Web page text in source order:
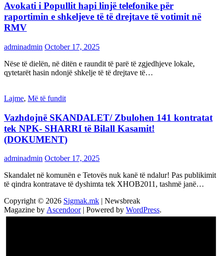
Avokati i Popullit hapi linjë telefonike për
raportimin e shkeljeve të të drejtave të votimit në
RMV
adminadmin October 17, 2025
Nëse të dielën, në ditën e raundit të parë të zgjedhjeve lokale,
qytetarët hasin ndonjë shkelje të të drejtave të…
Lajme, Më të fundit
Vazhdojnē SKANDALET/ Zbulohen 141 kontratat
tek NPK- SHARRI të Bilall Kasamit!
(DOKUMENT)
adminadmin October 17, 2025
Skandalet në komunën e Tetovës nuk kanë të ndalur! Pas publikimit
të qindra kontratave të dyshimta tek XHOB2011, tashmë janë…
Copyright © 2026 Sigmak.mk | Newsbreak
Magazine by Ascendoor| Powered by WordPress.